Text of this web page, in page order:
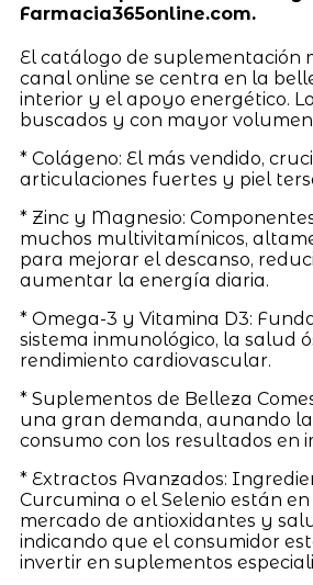
Farmacia365online.com.
El catálogo de suplementación
canal online se centra en la
interior y el apoyo energético.
buscados y con mayor volumen
* Colágeno: El más vendido,
articulaciones fuertes y piel
* Zinc y Magnesio:
muchos multivitamínicos,
para mejorar el descanso,
aumentar la energía diaria.
* Omega-3 y Vitamina D3:
sistema inmunológico, la salud
rendimiento cardiovascular.
* Suplementos de Belleza
una gran demanda, aunando
consumo con los resultados en
* Extractos Avanzados:
Curcumina o el Selenio están
mercado de antioxidantes y
indicando que el consumidor
invertir en suplementos